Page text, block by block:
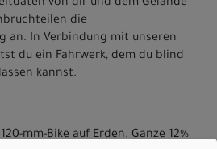
von dir und dem Gelände
die
an. In Verbindung mit unseren
du ein Fahrwerk, dem du blind
kannst.
mm-Bike auf Erden. Ganze 12%